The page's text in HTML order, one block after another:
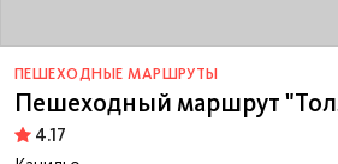
ПЕШЕХОДНЫЕ МАРШРУТЫ
Пешеходный маршрут
4.17